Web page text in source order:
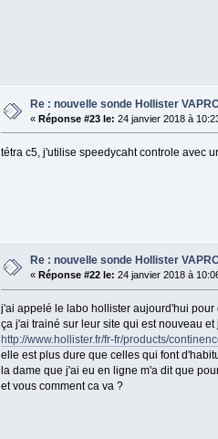
Re : nouvelle sonde Hollister
« Réponse #23 le: 24 janvier 2018 à
tétra c5, j'utilise speedycaht controle avec
Re : nouvelle sonde Hollister
« Réponse #22 le: 24 janvier 2018 à
j'ai appelé le labo hollister aujourd'hui
ça j'ai trainé sur leur site qui est nouveau
http://www.hollister.fr/fr-fr/products/
elle est plus dure que celles qui font
la dame que j'ai eu en ligne m'a dit que
et vous comment ca va ?